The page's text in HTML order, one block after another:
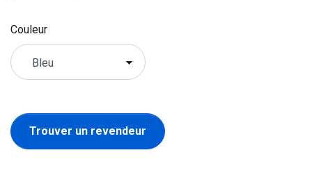
Couleur
Trouver un revendeur